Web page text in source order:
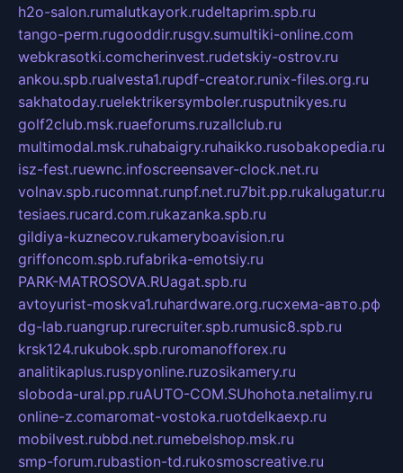
h2o-salon.rumalutkayork.rudeltaprim.spb.ru
tango-perm.rugooddir.rusgv.sumultiki-online.com
webkrasotki.comcherinvest.rudetskiy-ostrov.ru
ankou.spb.rualvesta1.rupdf-creator.runix-files.org.ru
sakhatoday.ruelektrikersymboler.rusputnikyes.ru
golf2club.msk.ruaeforums.ruzallclub.ru
multimodal.msk.ruhabaigry.ruhaikko.rusobakopedia.ru
isz-fest.ruewnc.infoscreensaver-clock.net.ru
volnav.spb.rucomnat.runpf.net.ru7bit.pp.rukalugatur.ru
tesiaes.rucard.com.rukazanka.spb.ru
gildiya-kuznecov.rukameryboavision.ru
griffoncom.spb.rufabrika-emotsiy.ru
PARK-MATROSOVA.RUagat.spb.ru
avtoyurist-moskva1.ruhardware.org.ruсхема-авто.рф
dg-lab.ruangrup.rurecruiter.spb.rumusic8.spb.ru
krsk124.rukubok.spb.ruromanofforex.ru
analitikaplus.ruspyonline.ruzosikamery.ru
sloboda-ural.pp.ruAUTO-COM.SUhohota.netalimy.ru
online-z.comaromat-vostoka.ruotdelkaexp.ru
mobilvest.rubbd.net.rumebelshop.msk.ru
smp-forum.rubastion-td.rukosmoscreative.ru